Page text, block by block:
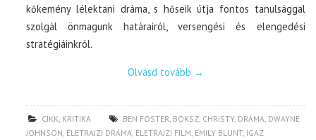
kőkemény lélektani dráma, s hőseik útja fontos tanulsággal
szolgál önmagunk határairól, versengési és elengedési
stratégiáinkról.
Olvasd tovább →
CIKK KRITIKA BEN FOSTER BOKSZ CHRISTY, DRÁMA DWAYNE
JOHNSON ÉLETRAJZI DRÁMA ÉLETRAJZI FILM EMILY BLUNT, IGAZ